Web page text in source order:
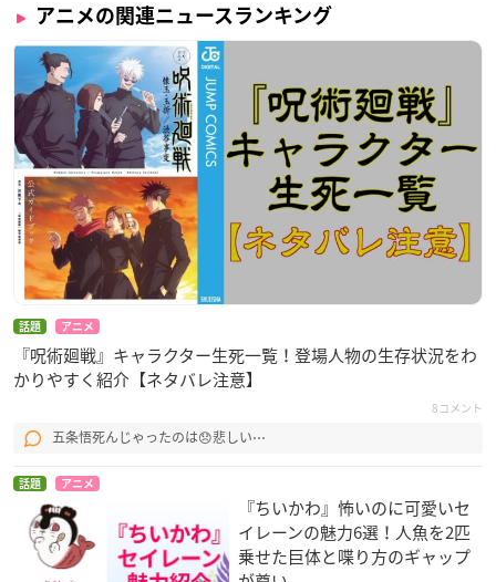
アニメの関連ニュースランキング
話題 アニメ
『呪術廻戦』キャラクター生死一覧！登場人物の生存状況をわ
かりやすく紹介【ネタバレ注意】
8コメント
五条悟死んじゃったのは😞悲しい⋯
話題 アニメ
『ちいかわ』怖いのに可愛いセ
イレーンの魅力6選！人魚を2匹
乗せた巨体と喋り方のギャップ